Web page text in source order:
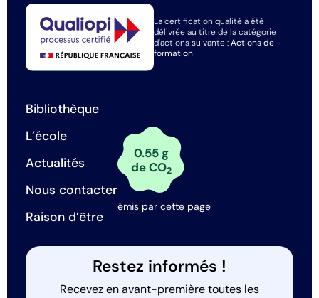
La certification qualité a été
délivrée au titre de la catégorie
d'actions suivante :Actions de
formation
Bibliothèque
L’école
Actualités
Nous contacter
Raison d’être
0.55 g
de CO2
émis par cette page
Restez informés !
Recevez en avant-première toutes les